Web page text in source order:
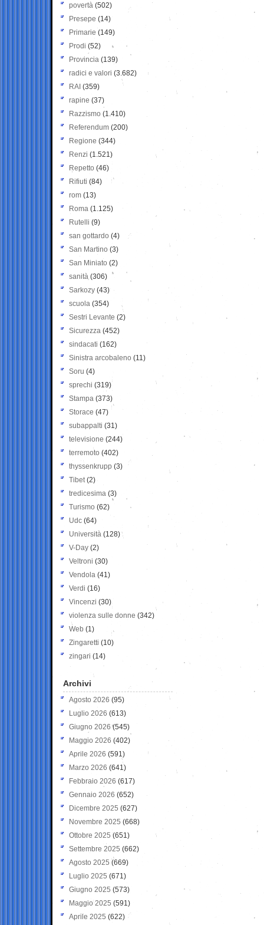
povertà (502)
Presepe (14)
Primarie (149)
Prodi (52)
Provincia (139)
radici e valori (3.682)
RAI (359)
rapine (37)
Razzismo (1.410)
Referendum (200)
Regione (344)
Renzi (1.521)
Repetto (46)
Rifiuti (84)
rom (13)
Roma (1.125)
Rutelli (9)
san gottardo (4)
San Martino (3)
San Miniato (2)
sanità (306)
Sarkozy (43)
scuola (354)
Sestri Levante (2)
Sicurezza (452)
sindacati (162)
Sinistra arcobaleno (11)
Soru (4)
sprechi (319)
Stampa (373)
Storace (47)
subappalti (31)
televisione(244)
terremoto (402)
thyssenkrupp (3)
Tibet(2)
tredicesima (3)
Turismo (62)
Udc (64)
Università (128)
V-Day (2)
Veltroni (30)
Vendola (41)
Verdi (16)
Vincenzi (30)
violenza sulle donne (342)
Web (1)
Zingaretti (10)
zingari (14)
Archivi
Agosto 2026 (95)
Luglio 2026 (613)
Giugno 2026 (545)
Maggio 2026 (402)
Aprile 2026 (591)
Marzo 2026 (641)
Febbraio 2026 (617)
Gennaio 2026 (652)
Dicembre 2025 (627)
Novembre 2025 (668)
Ottobre 2025 (651)
Settembre 2025 (662)
Agosto 2025 (669)
Luglio 2025 (671)
Giugno 2025 (573)
Maggio 2025 (591)
Aprile 2025 (622)